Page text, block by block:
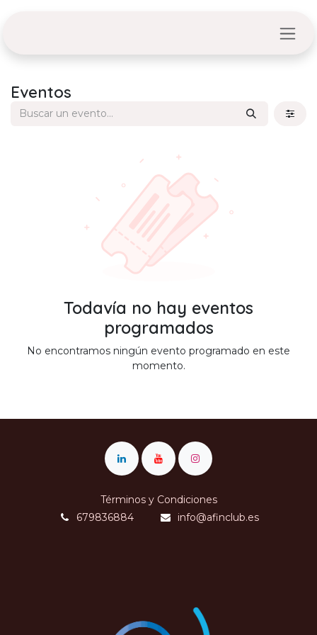
Eventos
Todavía no hay eventos
programados
No encontramos ningún evento programado en este
momento.
Términos y Condiciones
679836884
info@afinclub.es